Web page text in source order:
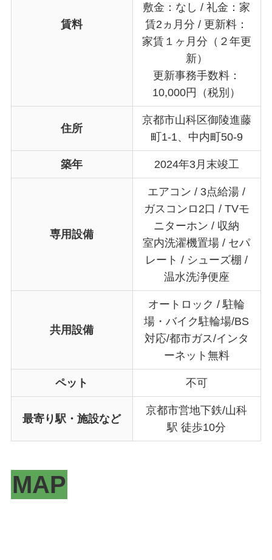
賃料
敷金：なし / 礼金：家
賃2ヵ月分 / 更新料：
家賃１ヶ月分（２年更
新）
更新事務手数料：
10,000円（税別）
住所
京都市山科区御陵進藤
町1-1、中内町50-9
築年 2024年3月末竣工
専用設備
エアコン / 3点給湯 /
ガスコンロ2口 / TVモ
ニターホン / 収納
室内洗濯機置場 / セパ
レート / シューズ棚 /
温水洗浄便座
共用設備
オートロック / 駐輪
場・バイク駐輪場/BS
対応/都市ガス/インタ
ーネット無料
ペット 不可
最寄り駅・施設など
京都市営地下鉄/山科
駅 徒歩10分
MAP